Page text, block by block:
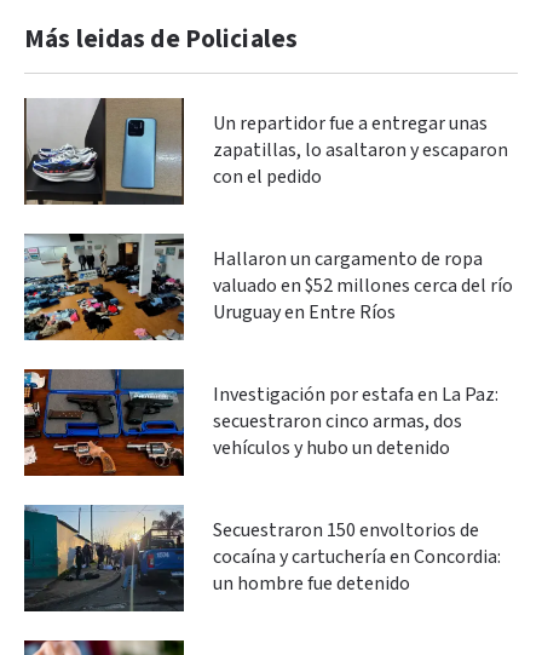
Más leidas de Policiales
Un repartidor fue a entregar unas
zapatillas, lo asaltaron y escaparon
con el pedido
Hallaron un cargamento de ropa
valuado en $52 millones cerca del río
Uruguay en Entre Ríos
Investigación por estafa en La Paz:
secuestraron cinco armas, dos
vehículos y hubo un detenido
Secuestraron 150 envoltorios de
cocaína y cartuchería en Concordia:
un hombre fue detenido